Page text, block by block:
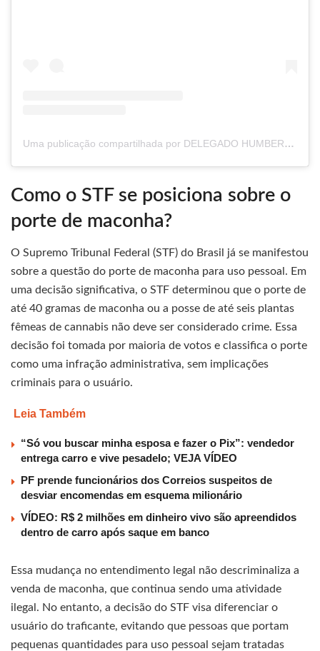
Uma publicação compartilhada por DELEGADO HUMBERTO TEÓFILO
Como o STF se posiciona sobre o
porte de maconha?
O Supremo Tribunal Federal (STF) do Brasil já se manifestou
sobre a questão do porte de maconha para uso pessoal. Em
uma decisão significativa, o STF determinou que o porte de
até 40 gramas de maconha ou a posse de até seis plantas
fêmeas de cannabis não deve ser considerado crime. Essa
decisão foi tomada por maioria de votos e classifica o porte
como uma infração administrativa, sem implicações
criminais para o usuário.
Leia Também
“Só vou buscar minha esposa e fazer o Pix”: vendedor
entrega carro e vive pesadelo; VEJA VÍDEO
PF prende funcionários dos Correios suspeitos de
desviar encomendas em esquema milionário
VÍDEO: R$ 2 milhões em dinheiro vivo são apreendidos
dentro de carro após saque em banco
Essa mudança no entendimento legal não descriminaliza a
venda de maconha, que continua sendo uma atividade
ilegal. No entanto, a decisão do STF visa diferenciar o
usuário do traficante, evitando que pessoas que portam
pequenas quantidades para uso pessoal sejam tratadas